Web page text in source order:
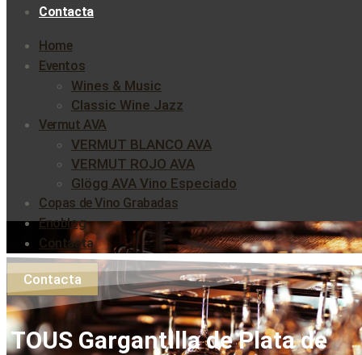
Contacta
Home
Eventos
Wines & Music
Classic Wine Jazz
Vermut AVA
VERMUT BLANCO AVA
VERMUT ROJO AVA
Glögg AVA Vino Especiado
Copas de Vino Grabadas
Enoblog
Contacta
Contacta
TOUS Gargantilla de Plata de